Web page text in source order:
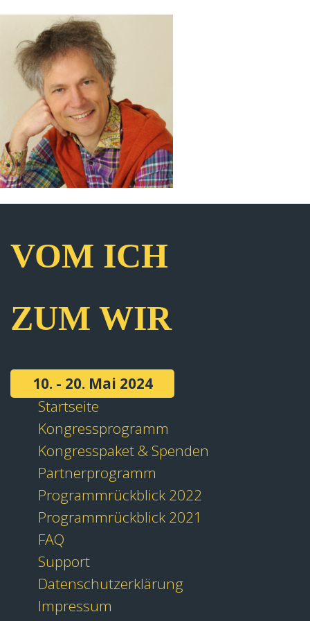
VOM ICH
ZUM WIR
10. - 20. Mai 2024
Startseite
Kongressprogramm
Kongresspaket & Spenden
Partnerprogramm
Programmrückblick 2022
Programmrückblick 2021
FAQ
Support
Datenschutzerklärung
Impressum